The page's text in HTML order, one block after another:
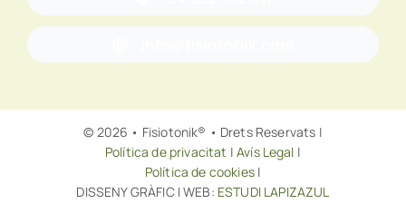
© 2026 • Fisiotonik® • Drets Reservats |
Política de privacitat |Avís Legal |
Política de cookies|
DISSENY GRÀFIC I WEB: ESTUDI LAPIZAZUL